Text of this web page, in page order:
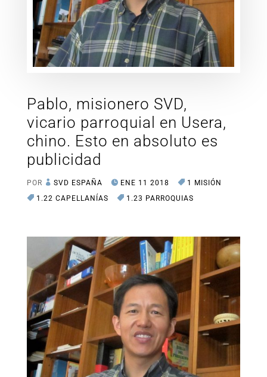
Pablo, misionero SVD,
vicario parroquial en Usera,
chino. Esto en absoluto es
publicidad
POR SVD ESPAÑA ENE 11 2018
1 MISIÓN
1.22 CAPELLANÍAS
1.23 PARROQUIAS